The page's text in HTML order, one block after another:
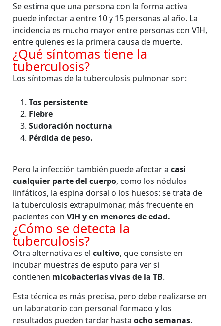
Se estima que una persona con la forma activa
puede infectar a entre 10 y 15 personas al año. La
incidencia es mucho mayor entre personas con VIH,
entre quienes es la primera causa de muerte.
¿Qué síntomas tiene la
tuberculosis?
Los síntomas de la tuberculosis pulmonar son:
Tos persistente
Fiebre
Sudoración nocturna
Pérdida de peso.
Pero la infección también puede afectar a casi
cualquier parte del cuerpo, como los nódulos
linfáticos, la espina dorsal o los huesos: se trata de
la tuberculosis extrapulmonar, más frecuente en
pacientes con VIH y en menores de edad.
¿Cómo se detecta la
tuberculosis?
Otra alternativa es el cultivo, que consiste en
incubar muestras de esputo para ver si
contienen micobacterias vivas de la TB.
Esta técnica es más precisa, pero debe realizarse en
un laboratorio con personal formado y los
resultados pueden tardar hasta ocho semanas.